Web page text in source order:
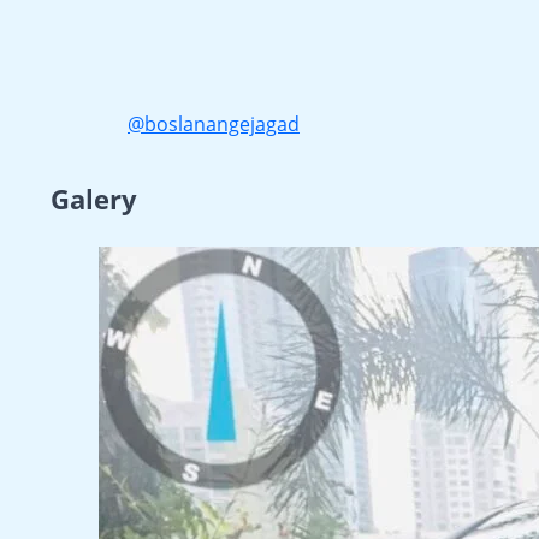
@boslanangejagad
Galery